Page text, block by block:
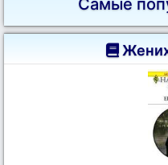
Самые
Жених